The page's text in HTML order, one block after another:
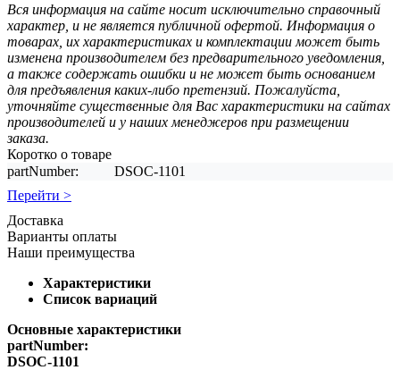
Вся информация на сайте носит исключительно справочный
характер, и не является публичной офертой. Информация о
товарах, их характеристиках и комплектации может быть
изменена производителем без предварительного уведомления,
а также содержать ошибки и не может быть основанием
для предъявления каких-либо претензий. Пожалуйста,
уточняйте существенные для Вас характеристики на сайтах
производителей и у наших менеджеров при размещении
заказа.
Коротко о товаре
partNumber:
DSOC-1101
Перейти >
Доставка
Варианты оплаты
Наши преимущества
Характеристики
Список вариаций
Основные характеристики
partNumber:
DSOC-1101